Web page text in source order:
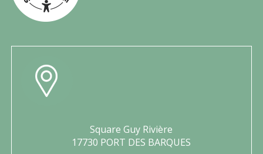
Square Guy Rivière
17730 PORT DES BARQUES